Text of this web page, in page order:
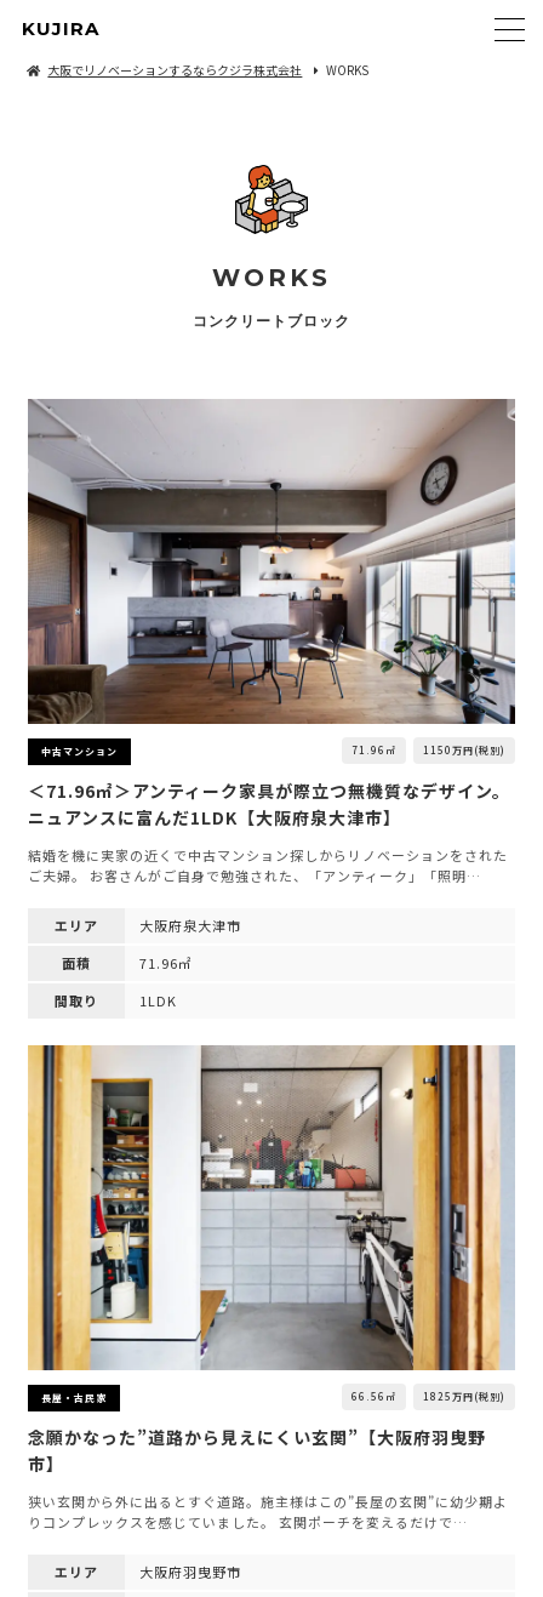
KUJIRA
大阪でリノベーションするならクジラ株式会社 WORKS
WORKS
コンクリートブロック
中古マンション 71.96㎡ 1150万円(税別)
＜71.96㎡＞アンティーク家具が際立つ無機質なデザイン。
ニュアンスに富んだ1LDK【大阪府泉大津市】
結婚を機に実家の近くで中古マンション探しからリノベーションをされた
ご夫婦。 お客さんがご自身で勉強された、「アンティーク」「照明…
エリア
大阪府泉大津市
面積
71.96㎡
間取り
1LDK
長屋・古民家 66.56㎡ 1825万円(税別)
念願かなった”道路から見えにくい玄関”【大阪府羽曳野
市】
狭い玄関から外に出るとすぐ道路。施主様はこの”長屋の玄関”に幼少期よ
りコンプレックスを感じていました。 玄関ポーチを変えるだけで…
エリア
大阪府羽曳野市